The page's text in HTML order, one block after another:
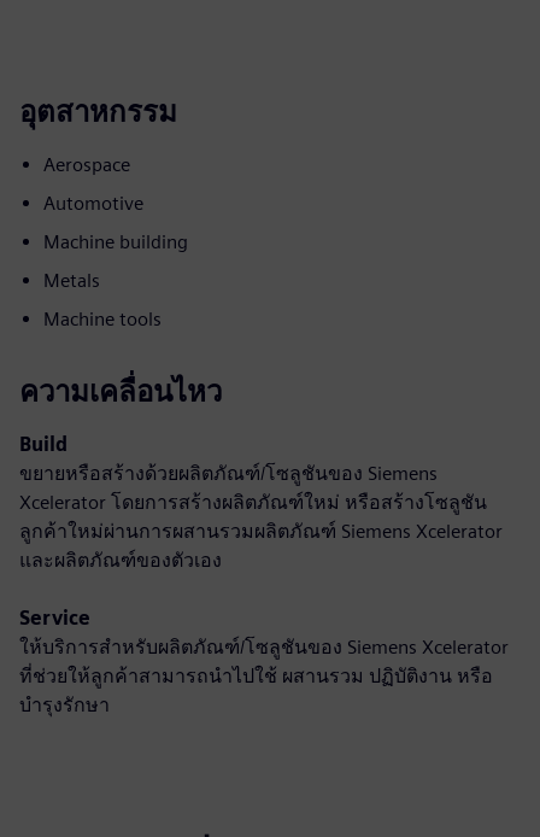
อุตสาหกรรม
Aerospace
Automotive
Machine building
Metals
Machine tools
ความเคลื่อนไหว
Build
ขยายหรือสร้างด้วยผลิตภัณฑ์/โซลูชันของ Siemens
Xcelerator โดยการสร้างผลิตภัณฑ์ใหม่ หรือสร้างโซลูชัน
ลูกค้าใหม่ผ่านการผสานรวมผลิตภัณฑ์ Siemens Xcelerator
และผลิตภัณฑ์ของตัวเอง
Service
ให้บริการสำหรับผลิตภัณฑ์/โซลูชันของ Siemens Xcelerator
ที่ช่วยให้ลูกค้าสามารถนำไปใช้ ผสานรวม ปฏิบัติงาน หรือ
บำรุงรักษา